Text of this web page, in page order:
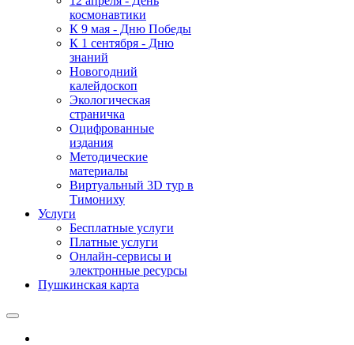
космонавтики
К 9 мая - Дню Победы
К 1 сентября - Дню
знаний
Новогодний
калейдоскоп
Экологическая
страничка
Оцифрованные
издания
Методические
материалы
Виртуальный 3D тур в
Тимониху
Услуги
Бесплатные услуги
Платные услуги
Онлайн-сервисы и
электронные ресурсы
Пушкинская карта